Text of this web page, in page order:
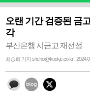
오랜 기간 검증된 금
각
부산은행 시금고 재선정
최승희 기자 shchoi@kookje.co.kr |